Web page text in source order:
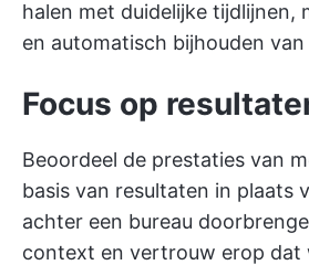
halen met duidelijke tijdlijnen,
en automatisch bijhouden
Focus op
Beoordeel de prestaties van
basis van resultaten in plaats
achter een bureau
context en vertrouw erop dat